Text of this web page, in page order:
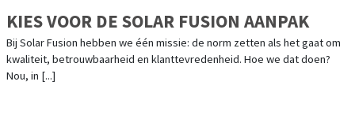
KIES VOOR DE SOLAR FUSION AANPAK
Bij Solar Fusion hebben we één missie: de norm zetten als het gaat om
kwaliteit, betrouwbaarheid en klanttevredenheid. Hoe we dat doen?
Nou, in [...]